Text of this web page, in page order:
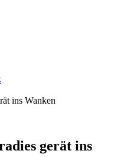
ins Wanken
gerät ins